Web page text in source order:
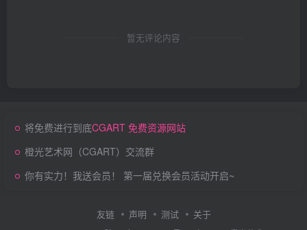
暂无评论内容
将免费进行到底CGART 免费资源网站
橙光艺术网（CGART）交流群
你有实力！我送会员！ 第一届兑换会员活动开启~
友链 声明 测试 关于